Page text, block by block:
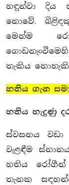
හඳුන්වා දිය
නොවේ.
මෙන්ම
තැකිය
හතිය ගැන
හතිය හැදුණු
ස්වසනය
වැළඳීම
හතිය රෝගීන්
තැනක